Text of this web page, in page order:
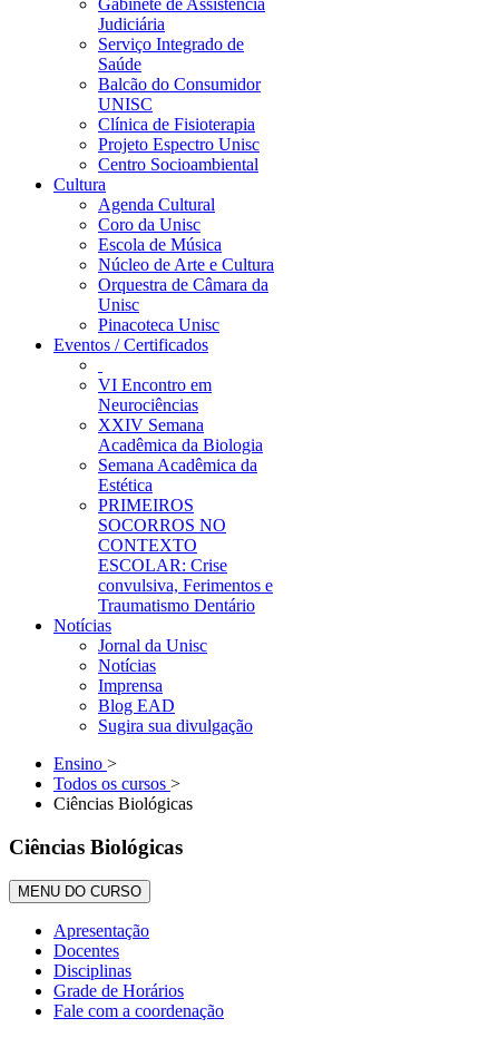
Gabinete de Assistência
Judiciária
Serviço Integrado de
Saúde
Balcão do Consumidor
UNISC
Clínica de Fisioterapia
Projeto Espectro Unisc
Centro Socioambiental
Cultura
Agenda Cultural
Coro da Unisc
Escola de Música
Núcleo de Arte e Cultura
Orquestra de Câmara da
Unisc
Pinacoteca Unisc
Eventos / Certificados
VI Encontro em
Neurociências
XXIV Semana
Acadêmica da Biologia
Semana Acadêmica da
Estética
PRIMEIROS
SOCORROS NO
CONTEXTO
ESCOLAR: Crise
convulsiva, Ferimentos e
Traumatismo Dentário
Notícias
Jornal da Unisc
Notícias
Imprensa
Blog EAD
Sugira sua divulgação
Ensino >
Todos os cursos >
Ciências Biológicas
Ciências Biológicas
MENU DO CURSO
Apresentação
Docentes
Disciplinas
Grade de Horários
Fale com a coordenação